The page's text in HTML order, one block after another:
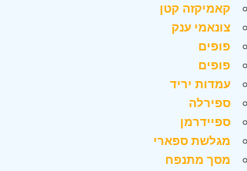
קאמיקזה קטן
צונאמי ענק
פופים
פופים
עמדות יריד
ספירלה
ספיידרמן
מגלשת ספארי
מסך מתנפח